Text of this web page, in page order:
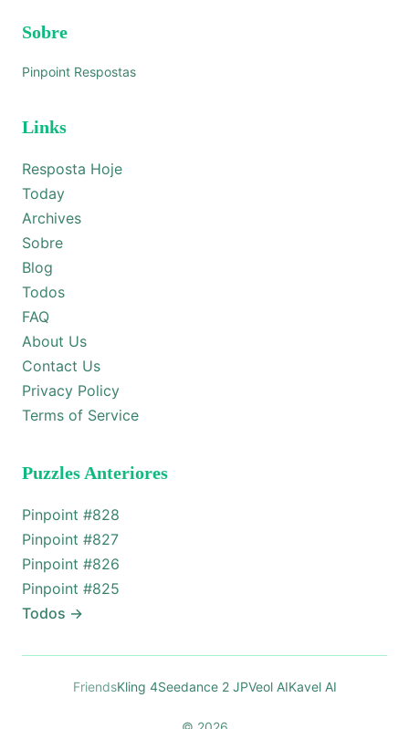
Sobre
Pinpoint Respostas
Links
Resposta Hoje
Today
Archives
Sobre
Blog
Todos
FAQ
About Us
Contact Us
Privacy Policy
Terms of Service
Puzzles Anteriores
Pinpoint #828
Pinpoint #827
Pinpoint #826
Pinpoint #825
Todos →
FriendsKling 4Seedance 2 JPVeol AIKavel AI